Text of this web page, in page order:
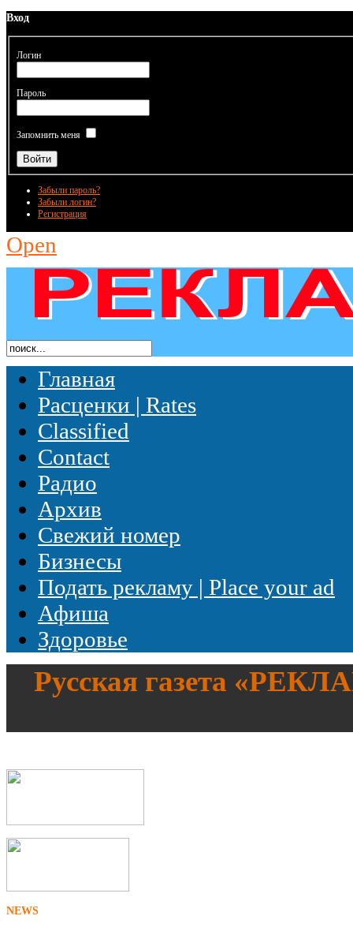
Вход
Логин
Пароль
Запомнить меня
Забыли пароль?
Забыли логин?
Регистрация
Open
Главная
Расценки | Rates
Classified
Contact
Радио
Архив
Свежий номер
Бизнесы
Подать рекламу | Place your ad
Афиша
Здоровье
Русская газета «
NEWS